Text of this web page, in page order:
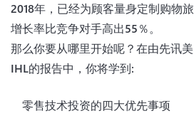
2018年，已经为顾客量身定制购物
增长率比竞争对手高出55％。
那么你要从哪里开始呢？在由先讯
IHL的报告中，你将学到:
零售技术投资的四大优先事项